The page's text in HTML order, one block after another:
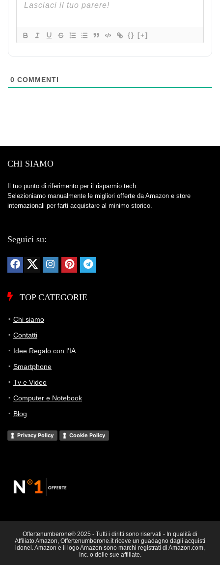
{} [+]
0 COMMENTI
CHI SIAMO
Il tuo punto di riferimento per il risparmio tech.
Selezioniamo manualmente le migliori offerte da Amazon e store
internazionali per farti acquistare al minimo storico.
Seguici su:
TOP CATEGORIE
Chi siamo
Contatti
Idee Regalo con l’IA
Smartphone
Tv e Video
Computer e Notebook
Blog
Privacy Policy Cookie Policy
Offertenumberone® 2025 - Tutti i diritti sono riservati - In qualità di
Affiliato Amazon, Offertenumberone.it riceve un guadagno dagli acquisti
idonei. Amazon e il logo Amazon sono marchi registrati di Amazon.com,
Inc. o delle sue affiliate.